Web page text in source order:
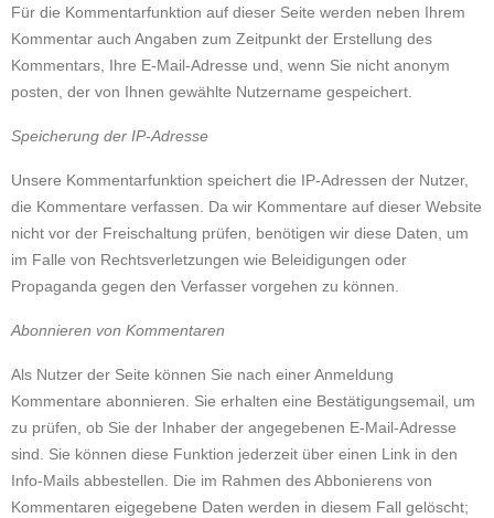
Für die Kommentarfunktion auf dieser Seite werden neben Ihrem
Kommentar auch Angaben zum Zeitpunkt der Erstellung des
Kommentars, Ihre E-Mail-Adresse und, wenn Sie nicht anonym
posten, der von Ihnen gewählte Nutzername gespeichert.
Speicherung der IP-Adresse
Unsere Kommentarfunktion speichert die IP-Adressen der Nutzer,
die Kommentare verfassen. Da wir Kommentare auf dieser Website
nicht vor der Freischaltung prüfen, benötigen wir diese Daten, um
im Falle von Rechtsverletzungen wie Beleidigungen oder
Propaganda gegen den Verfasser vorgehen zu können.
Abonnieren von Kommentaren
Als Nutzer der Seite können Sie nach einer Anmeldung
Kommentare abonnieren. Sie erhalten eine Bestätigungsemail, um
zu prüfen, ob Sie der Inhaber der angegebenen E-Mail-Adresse
sind. Sie können diese Funktion jederzeit über einen Link in den
Info-Mails abbestellen. Die im Rahmen des Abbonierens von
Kommentaren eigegebene Daten werden in diesem Fall gelöscht;